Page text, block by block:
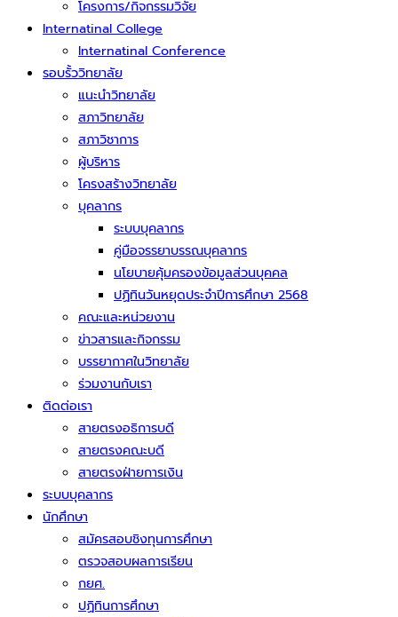
โครงการ/กิจกรรมวิจัย
Internatinal College
Internatinal Conference
รอบรั้ววิทยาลัย
แนะนำวิทยาลัย
สภาวิทยาลัย
สภาวิชาการ
ผู้บริหาร
โครงสร้างวิทยาลัย
บุคลากร
ระบบบุคลากร
คู่มือจรรยาบรรณบุคลากร
นโยบายคุ้มครองข้อมูลส่วนบุคคล
ปฏิทินวันหยุดประจำปีการศึกษา 2568
คณะและหน่วยงาน
ข่าวสารและกิจกรรม
บรรยากาศในวิทยาลัย
ร่วมงานกับเรา
ติดต่อเรา
สายตรงอธิการบดี
สายตรงคณะบดี
สายตรงฝ่ายการเงิน
ระบบบุคลากร
นักศึกษา
สมัครสอบชิงทุนการศึกษา
ตรวจสอบผลการเรียน
กยศ.
ปฏิทินการศึกษา